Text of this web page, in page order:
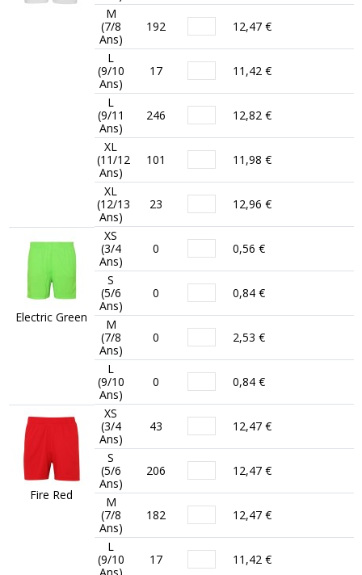
M
(7/8
Ans)
192 12,47 €
L
(9/10
Ans)
17 11,42 €
L
(9/11
Ans)
246 12,82 €
XL
(11/12
Ans)
101 11,98 €
XL
(12/13
Ans)
23 12,96 €
Electric Green
XS
(3/4
Ans)
0 0,56 €
S
(5/6
Ans)
0 0,84 €
M
(7/8
Ans)
0 2,53 €
L
(9/10
Ans)
0 0,84 €
Fire Red
XS
(3/4
Ans)
43 12,47 €
S
(5/6
Ans)
206 12,47 €
M
(7/8
Ans)
182 12,47 €
L
(9/10
17 11,42 €